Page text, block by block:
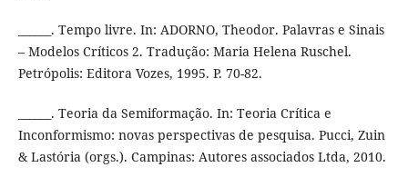
______. Tempo livre. In: ADORNO, Theodor. Palavras e Sinais
– Modelos Críticos 2. Tradução: Maria Helena Ruschel.
Petrópolis: Editora Vozes, 1995. P. 70-82.
______. Teoria da Semiformação. In: Teoria Crítica e
Inconformismo: novas perspectivas de pesquisa. Pucci, Zuin
& Lastória (orgs.). Campinas: Autores associados Ltda, 2010.